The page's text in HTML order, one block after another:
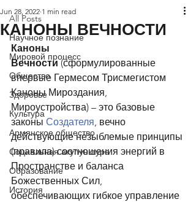
All Posts
Научное познание
Мировой процесс
Общество
Здоровье
Культура
Армянское общество
Социальная акупунктура
Образование
История
КАНОНЫ ВЕЧНОСТИ
Jun 28, 2022 1 min read
Каноны
Вечности (сформулированные
впервые Гермесом Трисмегистом
Каноны Мироздания,
Мироустройства) – это базовые
законы Создателя, вечно
действующие незыблемые принципы
(правила) соотношения энергий в
Пространстве и баланса
Божественных Сил,
обеспечивающих гибкое управление